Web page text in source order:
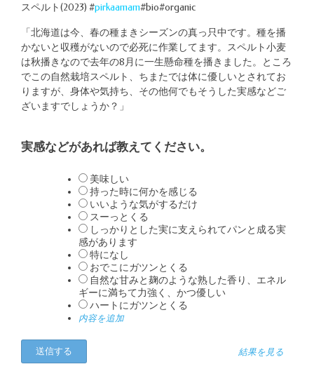
スペルト(2023) #pirkaamam#bio#organic
「北海道は今、春の種まきシーズンの真っ只中です。種を播
かないと収穫がないので必死に作業してます。スペルト小麦
は秋播きなので去年の8月に一生懸命種を播きました。ところ
でこの自然栽培スペルト、ちまたでは体に優しいとされてお
りますが、身体や気持ち、その他何でもそうした実感などご
ざいますでしょうか？」
実感などがあれば教えてください。
美味しい
持った時に何かを感じる
いいような気がするだけ
スーっとくる
しっかりとした実に支えられてパンと成る実
感があります
特になし
おでこにガツンとくる
自然な甘みと麹のような熟した香り、エネル
ギーに満ちて力強く、かつ優しい
ハートにガツンとくる
内容を追加
結果を見る